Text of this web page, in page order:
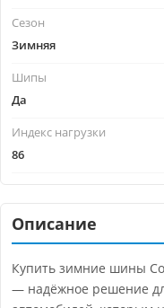
Сезон
Зимняя
Шипы
Да
Индекс нагрузки
86
Описание
Купить зимние шины
— надёжное решение